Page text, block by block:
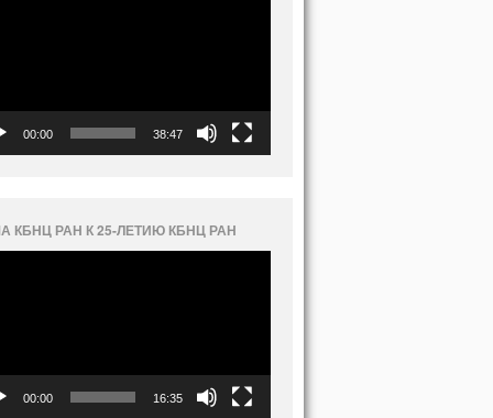
00:00 38:47
КБНЦ РАН К 25-ЛЕТИЮ КБНЦ РАН
00:00 16:35